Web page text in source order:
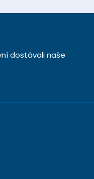
dostávali naše